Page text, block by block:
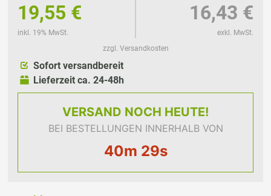
19,55 €
inkl. 19% MwSt.
16,43 €
exkl. MwSt.
zzgl. Versandkosten
Sofort versandbereit
Lieferzeit ca. 24-48h
VERSAND NOCH HEUTE!
BEI BESTELLUNGEN INNERHALB VON
40m 29s